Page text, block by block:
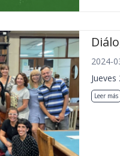
2024-
Leer más